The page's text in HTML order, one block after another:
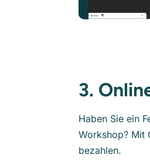
3.
Haben Sie ein
Workshop? Mit
bezahlen.